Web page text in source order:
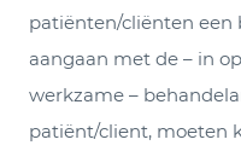
patiënten/cliënten een
aangaan met de – in
werkzame –
patiënt/client, moeten